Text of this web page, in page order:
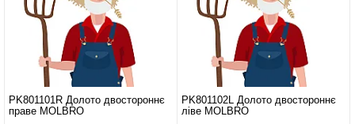
PK801101R Долото двостороннє
праве MOLBRO
PK801102L Долото двостороннє
ліве MOLBRO